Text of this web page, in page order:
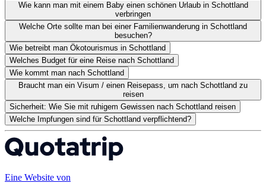
Wie kann man mit einem Baby einen schönen Urlaub in Schottland
verbringen
Welche Orte sollte man bei einer Familienwanderung in Schottland
besuchen?
Wie betreibt man Ökotourismus in Schottland
Welches Budget für eine Reise nach Schottland
Wie kommt man nach Schottland
Braucht man ein Visum / einen Reisepass, um nach Schottland zu
reisen
Sicherheit: Wie Sie mit ruhigem Gewissen nach Schottland reisen
Welche Impfungen sind für Schottland verpflichtend?
Eine Website von